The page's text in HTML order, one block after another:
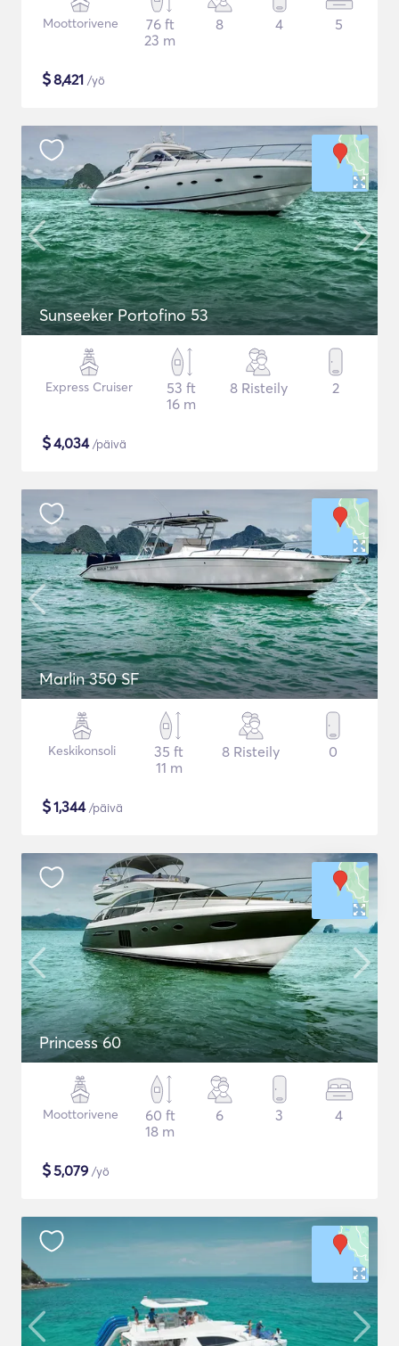
Moottorivene
76 ft
23 m
8 4 5
$8,421 /yö
Sunseeker Portofino 53
Express Cruiser
53 ft
16 m
8 Risteily 2
$4,034/päivä
Marlin 350 SF
Keskikonsoli
35 ft
11 m
8 Risteily 0
$1,344/päivä
Princess 60
Moottorivene
60 ft
18 m
6 3 4
$5,079 /yö